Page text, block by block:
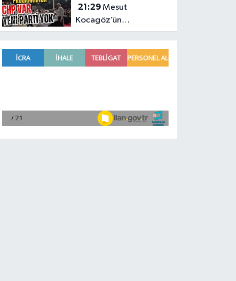
21:29
Kocagöz’ün
programında CHP var